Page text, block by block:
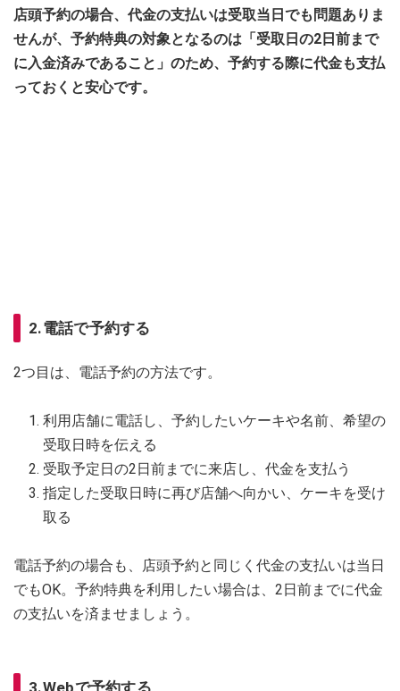
店頭予約の場合、代金の支払いは受取当日でも問題ありま
せんが、予約特典の対象となるのは「受取日の2日前まで
に入金済みであること」のため、予約する際に代金も支払
っておくと安心です。
2.電話で予約する
2つ目は、電話予約の方法です。
利用店舗に電話し、予約したいケーキや名前、希望の
受取日時を伝える
受取予定日の2日前までに来店し、代金を支払う
指定した受取日時に再び店舗へ向かい、ケーキを受け
取る
電話予約の場合も、店頭予約と同じく代金の支払いは当日
でもOK。予約特典を利用したい場合は、2日前までに代金
の支払いを済ませましょう。